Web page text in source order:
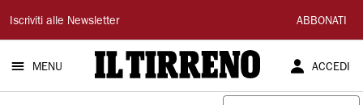
Il
Tirreno
Iscriviti alle Newsletter ABBONATI
MENU ACCEDI